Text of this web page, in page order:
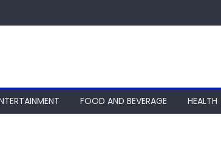
FOOD AND BEVERAGE HEALTH